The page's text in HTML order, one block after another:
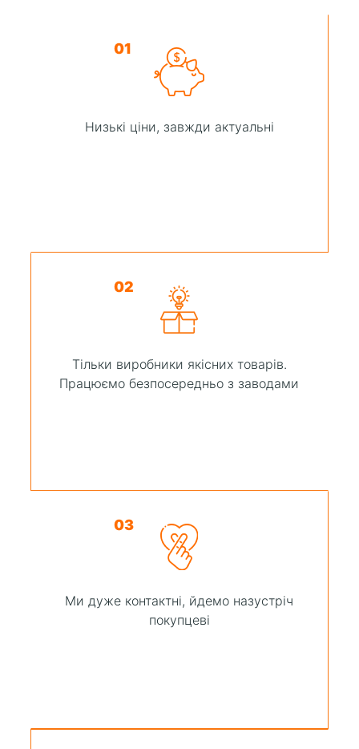
01
Низькі ціни, завжди актуальні
02
Тільки виробники якісних товарів.
Працюємо безпосередньо з заводами
03
Ми дуже контактні, йдемо назустріч
покупцеві